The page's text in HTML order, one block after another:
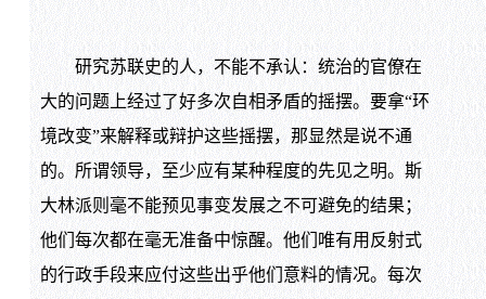
研究苏联史的人，不能不承认：统治的官僚在
大的问题上经过了好多次自相矛盾的摇摆。要拿“环
境改变”来解释或辩护这些摇摆，那显然是说不通
的。所谓领导，至少应有某种程度的先见之明。斯
大林派则毫不能预见事变发展之不可避免的结果；
他们每次都在毫无准备中惊醒。他们唯有用反射式
的行政手段来应付这些出乎他们意料的情况。每次